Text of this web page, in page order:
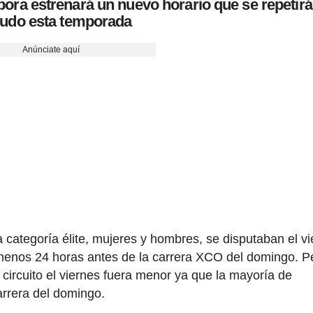
estrenará un nuevo horario que se
esta temporada
Anúnciate aquí
élite, mujeres y hombres, se disputaban el
24 horas antes de la carrera XCO del domingo.
el viernes fuera menor ya que la mayoría de
del domingo.